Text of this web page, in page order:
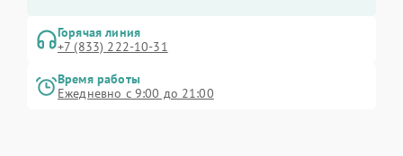
Горячая линия
+7 (833) 222-10-31
Время работы
Ежедневно с 9:00 до 21:00